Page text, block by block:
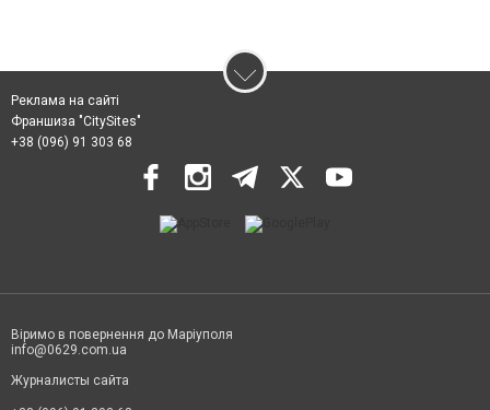
Реклама на сайті
Франшиза "CitySites"
+38 (096) 91 303 68
Віримо в повернення до Маріуполя
info@0629.com.ua
Журналисты сайта